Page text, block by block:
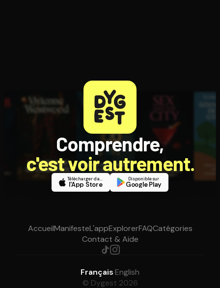
Comprendre,
c'est voir autrement.
Télécharger dans
l'App Store
Disponible sur
Google Play
AccueilManifesteL'appExplorerFAQCatégories
Contact & Aide
Français·English
© Dygest 2026